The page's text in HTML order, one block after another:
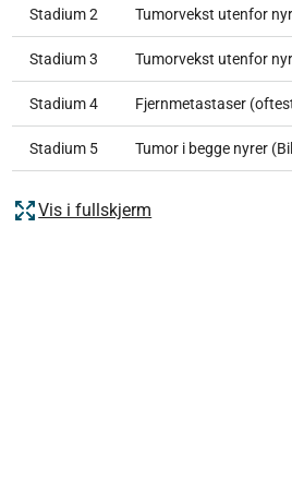
Stadium 2 Tumorvekst utenfor
Stadium 3 Tumorvekst utenfor
Stadium 4 Fjernmetastaser
Stadium 5 Tumor i begge nyrer
Vis i fullskjerm